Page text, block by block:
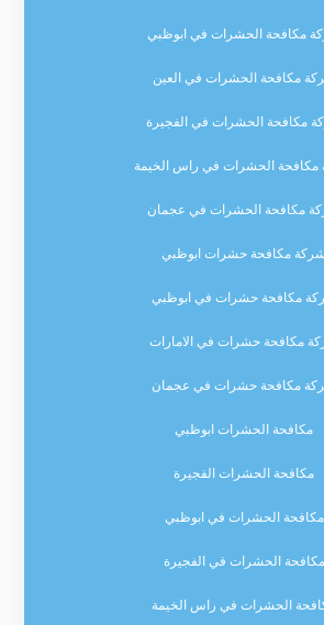
مكافحة الحشرات في ابوظبي
مكافحة الحشرات في العين
مكافحة الحشرات في الفجيرة
مكافحة الحشرات في راس الخيمة
مكافحة الحشرات في عجمان
شركة مكافحة حشرات ابوظبي
مكافحة حشرات في ابوظبي
مكافحة حشرات في الامارات
مكافحة حشرات في عجمان
مكافحة الحشرات ابوظبي
مكافحة الحشرات الفجيرة
مكافحة الحشرات في ابوظبي
مكافحة الحشرات في الفجيرة
الحشرات في راس الخيمة